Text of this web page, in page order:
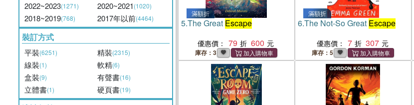
2022~2023(1271) 2020~2021(1020)
2018~2019(768) 2017年以前(4464)
裝訂方式
平裝(6251) 精裝(2315)
線裝(1) 軟精(6)
盒裝(9) 有聲書(16)
立體書(1) 硬頁書(19)
滿額折
5.The Great Escape
優惠價： 79 600
庫存：3
滿額折
6.The Not-So Great Escape
優惠價： 7 307
庫存：5